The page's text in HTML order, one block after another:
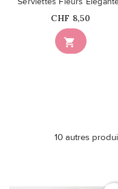

Prix
CHF 8,50
10 autres